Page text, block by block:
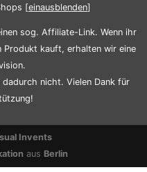
[einausblenden]
sog. Affiliate-Link. Wenn ihr
Produkt kauft, erhalten wir eine
nicht. Vielen Dank für
Invents
aus Berlin